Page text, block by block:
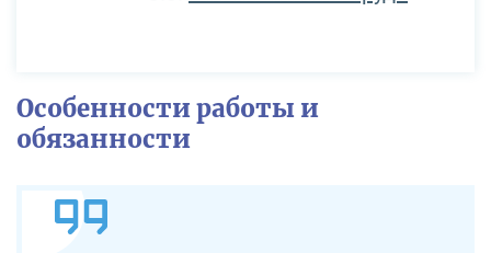
Особенности работы и
обязанности